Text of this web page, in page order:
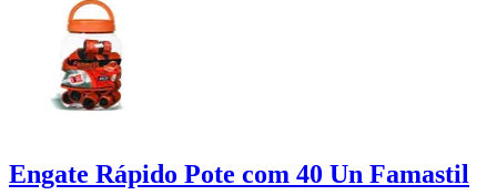
Engate Rápido Pote com 40 Un Famastil